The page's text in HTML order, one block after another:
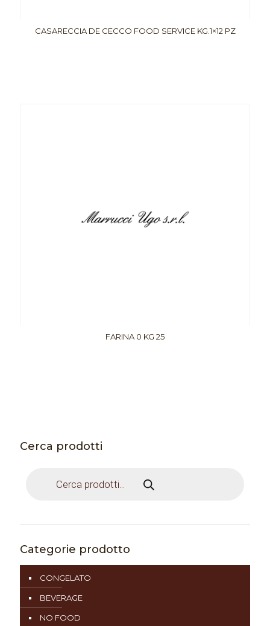
CASARECCIA DE CECCO FOOD SERVICE KG.1×12 PZ
FARINA 0 KG 25
Cerca prodotti
Categorie prodotto
CONGELATO
BEVERAGE
NO FOOD